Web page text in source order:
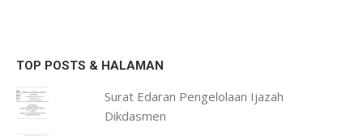
TOP POSTS & HALAMAN
Surat Edaran Pengelolaan Ijazah
Dikdasmen